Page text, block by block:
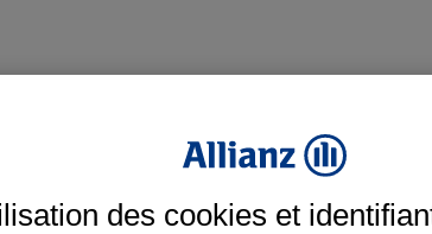
des cookies et